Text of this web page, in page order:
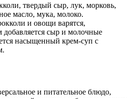
твердый сыр, лук, морковь,
масло, мука, молоко.
и овощи варятся,
добавляется сыр и молочные
насыщенный крем-суп с
и питательное блюдо,